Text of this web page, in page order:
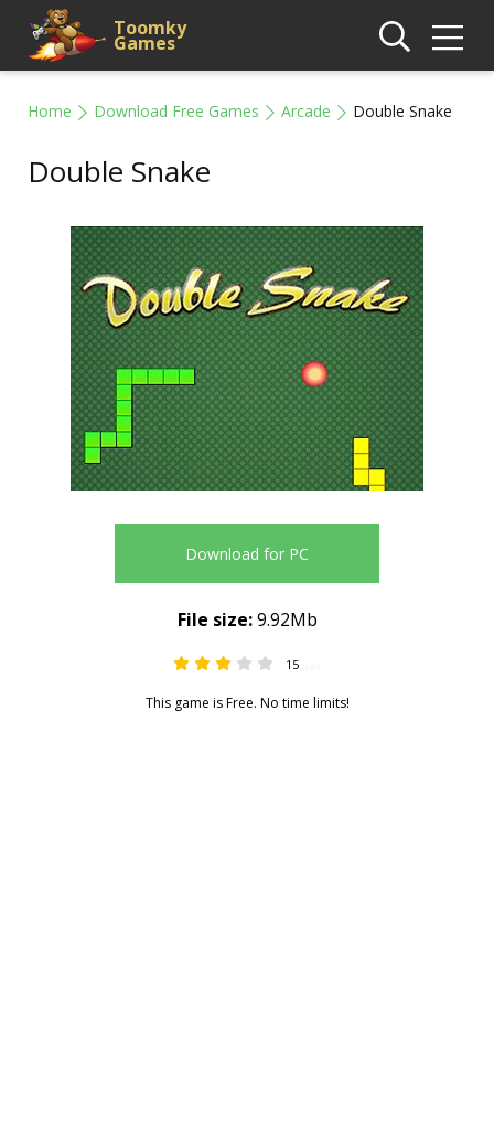
Toomky
Games
Home Download Free Games Arcade Double Snake
Double Snake
Download for PC
15
This game is Free. No time limits!
File size:9.92Mb